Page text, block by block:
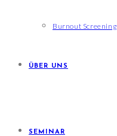
Burnout Screening
ÜBER UNS
SEMINAR